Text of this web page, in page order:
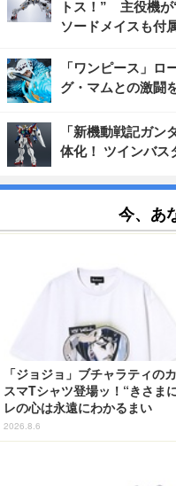
トス！” 主役機が
ソードメイスも付
「ワンピース」
グ・マムとの激闘
「新機動戦記ガン
体化！ ツインバス
今、あ
「ジョジョ」ブチャラティの
スマTシャツ登場ッ！“きさま
レの心は永遠にわかるまい
ッ！”や感動のクライマックス
デザイン
2026.8.6